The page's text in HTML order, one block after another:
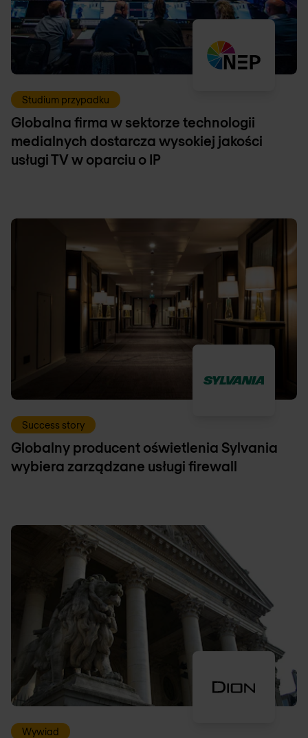
Studium przypadku
Globalna firma w sektorze technologii
medialnych dostarcza wysokiej jakości
usługi TV w oparciu o IP
Success story
Globalny producent oświetlenia Sylvania
wybiera zarządzane usługi firewall
Wywiad